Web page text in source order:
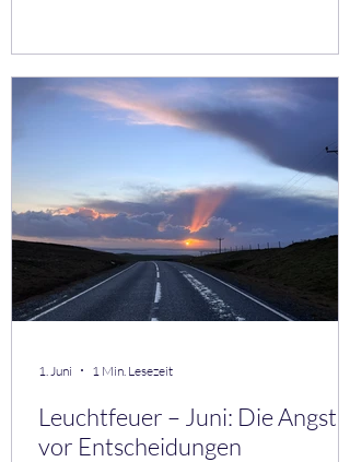
Minute spüren • 1 Minute nichts tun Dein
Nervensystem wird es dir danken. Aus
meiner Praxis Viele Menschen sind nicht
erschöpft, weil sie zu viel tun – sondern
sie nie wirklich zur Ru
Leuchtfeuer – Juni: Die Angst
vor Entscheidungen
1. Juni 1 Min. Lesezeit